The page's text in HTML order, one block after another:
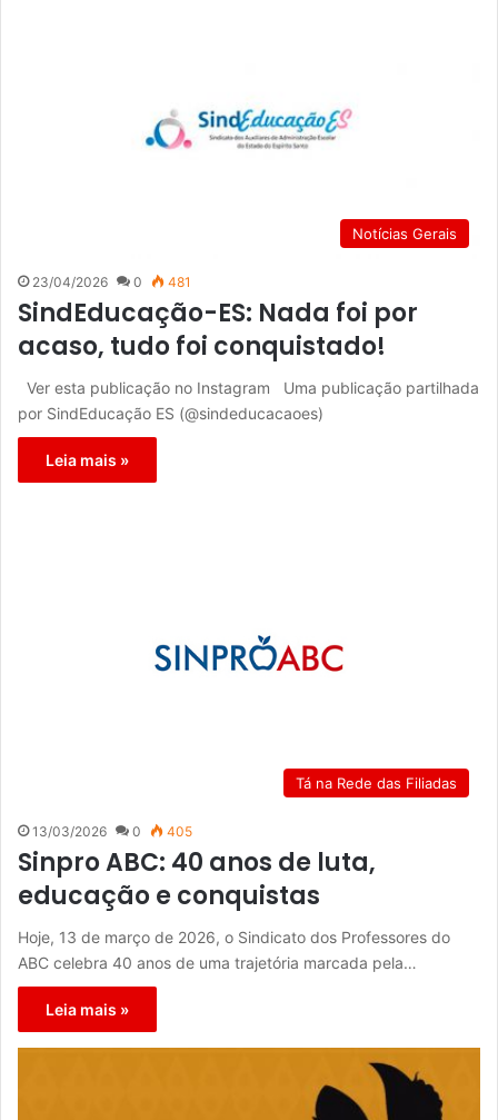
Notícias Gerais
23/04/2026 0 481
SindEducação-ES: Nada foi por
acaso, tudo foi conquistado!
Ver esta publicação no Instagram Uma publicação partilhada
por SindEducação ES (@sindeducacaoes)
Leia mais »
Tá na Rede das Filiadas
13/03/2026 0 405
Sinpro ABC: 40 anos de luta,
educação e conquistas
Hoje, 13 de março de 2026, o Sindicato dos Professores do
ABC celebra 40 anos de uma trajetória marcada pela…
Leia mais »